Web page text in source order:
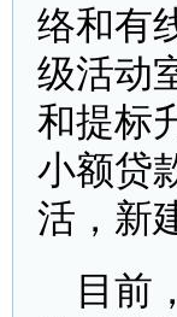
络和有
级活动
和提标
小额贷
活，新
目前